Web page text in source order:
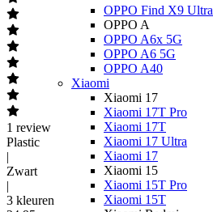
OPPO Find X9 Ultra
OPPO A
OPPO A6x 5G
OPPO A6 5G
OPPO A40
Xiaomi
Xiaomi 17
Xiaomi 17T Pro
Xiaomi 17T
Xiaomi 17 Ultra
Xiaomi 17
Xiaomi 15
Xiaomi 15T Pro
Xiaomi 15T
1 review
Plastic
|
Zwart
|
3 kleuren